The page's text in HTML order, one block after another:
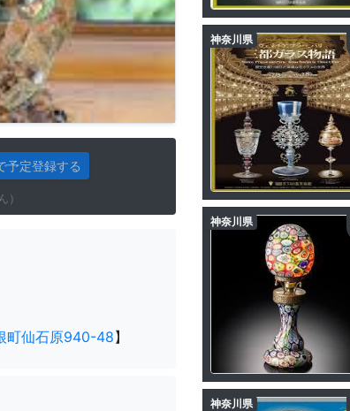
予定登録する
）
町仙石原940-48】
神奈川県
神奈川県
神奈川県